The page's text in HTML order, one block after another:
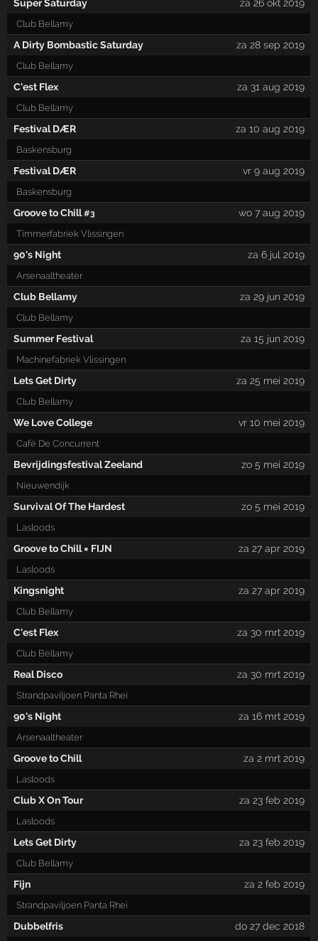
Super Saturday za 26 okt 2019
Club Bellamy
A Dirty Bombastic Saturday za 28 sep 2019
Club Bellamy
C'est Flex za 31 aug 2019
Club Bellamy
Festival DÆR za 10 aug 2019
Baskensburg
Festival DÆR vr 9 aug 2019
Baskensburg
Groove to Chill#3 wo 7 aug 2019
Timmerfabriek Vlissingen
90's Night za 6 jul 2019
Arsenaaltheater
Club Bellamy za 29 jun 2019
Club Bellamy
Summer Festival za 15 jun 2019
Machinefabriek Vlissingen
Lets Get Dirty za 25 mei 2019
Club Bellamy
We Love College vr 10 mei 2019
Café De Concurrent
Bevrijdingsfestival Zeeland zo 5 mei 2019
Nieuwendijk
Survival Of The Hardest zo 5 mei 2019
Lasloods
Groove to Chill × FIJN za 27 apr 2019
Lasloods
Kingsnight za 27 apr 2019
Club Bellamy
C'est Flex za 30 mrt 2019
Club Bellamy
Real Disco za 30 mrt 2019
Strandpaviljoen Panta Rhei
90's Night za 16 mrt 2019
Arsenaaltheater
Groove to Chill za 2 mrt 2019
Lasloods
Club X On Tour za 23 feb 2019
Lasloods
Lets Get Dirty za 23 feb 2019
Club Bellamy
Fijn za 2 feb 2019
Strandpaviljoen Panta Rhei
Dubbelfris do 27 dec 2018